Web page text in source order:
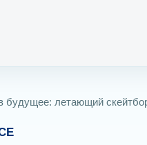
будущее: летающий